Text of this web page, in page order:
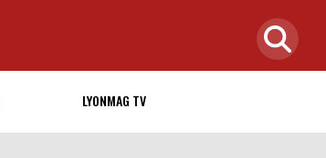
LYONMAG TV